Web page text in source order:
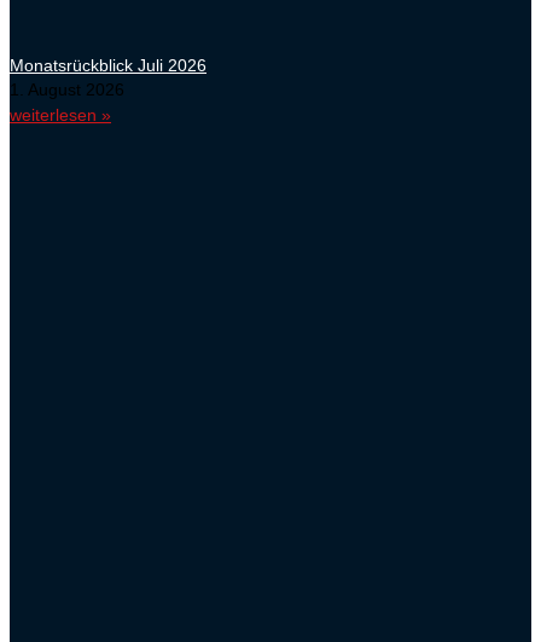
Monatsrückblick Juli 2026
1. August 2026
weiterlesen »